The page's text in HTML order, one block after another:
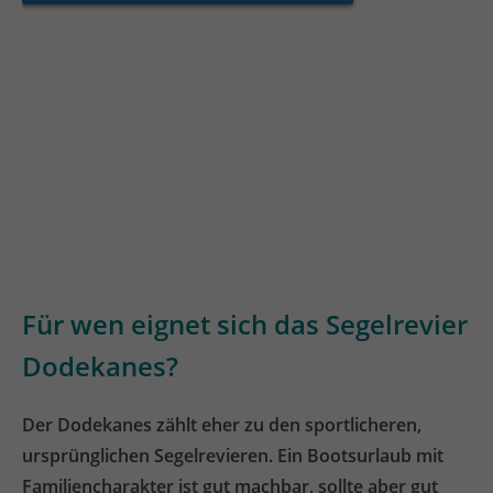
Für wen eignet sich das Segelrevier
Dodekanes?
Der Dodekanes zählt eher zu den sportlicheren,
ursprünglichen Segelrevieren. Ein Bootsurlaub mit
Familiencharakter ist gut machbar, sollte aber gut